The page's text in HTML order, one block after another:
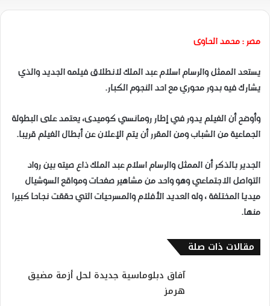
مصر : محمد الحاوى
يستعد الممثل والرسام اسلام عبد الملك لانطلاق فيلمه الجديد والذي
يشارك فيه بدور محوري مع احد النجوم الكبار.
وأوضح أن الفيلم يدور في إطار رومانسي كوميدى، يعتمد على البطولة
الجماعية من الشباب ومن المقرر أن يتم الإعلان عن أبطال الفيلم قريبا.
الجدير بالذكر أن الممثل والرسام اسلام عبد الملك ذاع صيته بين رواد
التواصل الاجتماعي وهو واحد من مشاهير صفحات ومواقع السوشيال
ميديا المختلفة ، وله العديد الأفلام والمسرحيات التي حققت نجاحا كبيرا
منها.
مقالات ذات صلة
آفاق دبلوماسية جديدة لحل أزمة مضيق
هرمز